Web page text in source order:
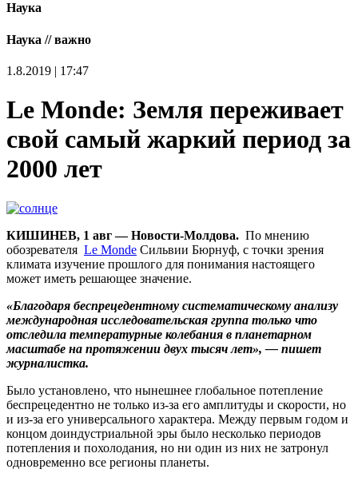
Наука
Наука // важно
1.8.2019 | 17:47
Le Monde: Земля переживает
свой самый жаркий период за
2000 лет
КИШИНЕВ, 1 авг — Новости-Молдова. По мнению
обозревателя Le Monde Сильвии Бюрнуф, с точки зрения
климата изучение прошлого для понимания настоящего
может иметь решающее значение.
«Благодаря беспрецедентному систематическому анализу
международная исследовательская группа только что
отследила температурные колебания в планетарном
масштабе на протяжении двух тысяч лет», — пишет
журналистка.
Было установлено, что нынешнее глобальное потепление
беспрецедентно не только из-за его амплитуды и скорости, но
и из-за его универсального характера. Между первым годом и
концом доиндустриальной эры было несколько периодов
потепления и похолодания, но ни один из них не затронул
одновременно все регионы планеты.